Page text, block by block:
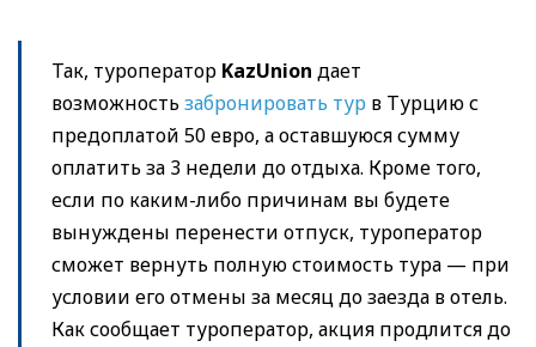
Так, туроператор KazUnion дает
возможность забронировать тур в Турцию с
предоплатой 50 евро, а оставшуюся сумму
оплатить за 3 недели до отдыха. Кроме того,
если по каким-либо причинам вы будете
вынуждены перенести отпуск, туроператор
сможет вернуть полную стоимость тура — при
условии его отмены за месяц до заезда в отель.
Как сообщает туроператор, акция продлится до